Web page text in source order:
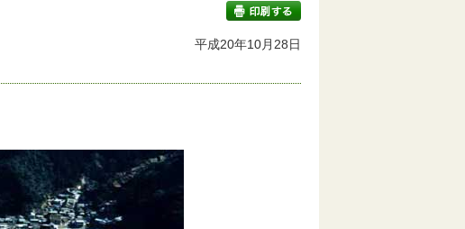
印刷する
平成20年10月28日